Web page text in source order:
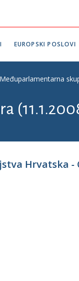
EUROPSKI POSLOVI
Međuparlamentarna
Hrvatska -